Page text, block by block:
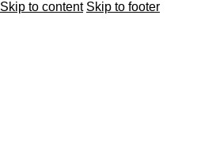
Skip to content Skip to footer